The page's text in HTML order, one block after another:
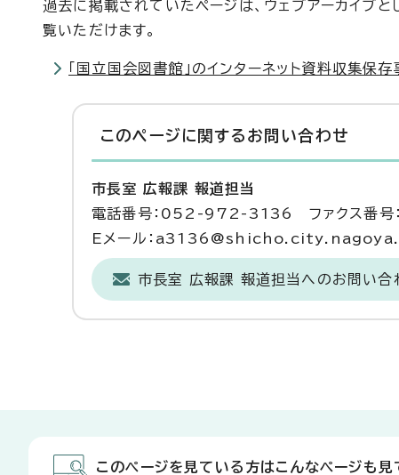
過去に掲載されていたページは、ウェブアーカイブと
覧いただけます。
「国立国会図書館」のインターネット資料収集保存
このページに関する お問い合わせ
市長室 広報課 報道担当
電話番号：052-972-3136 ファクス番
Eメール：
市長室 広報課 報道担当へのお問い合
このページを見ている方はこんなページも見